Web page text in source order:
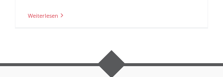
Weiterlesen